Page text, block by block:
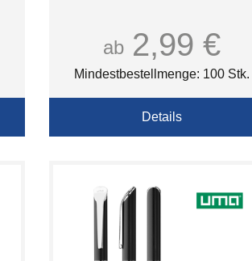
ab 2,99 €
Mindestbestellmenge: 100 Stk.
Details